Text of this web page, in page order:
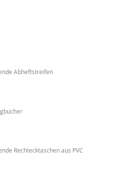
Abheftstreifen
Rechtecktaschen aus PVC